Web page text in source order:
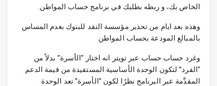
الخاص بك، و ربطه بطلبك في برنامج حساب المواطن.
وهذه بعد ايام من تحذير مؤسسة النقد للبنوك بعدم المساس
بالمبالغ المودعة بحساب المواطن
وغرد حساب حساب عبر تويتر انه اختار “الأسرة” بدلاً من
“الفرد” لتكون الوحدة الأساسية المستفيدة من قيمة الدعم
المقدَّمة عبر البرنامج نظرًا لكون “الأسرة” تعد الوحدة